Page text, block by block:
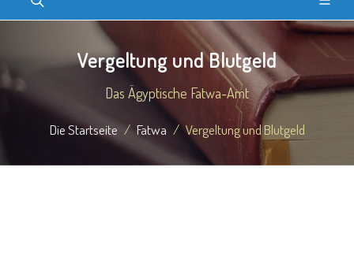
Vergeltung und Blutgeld
Das Ägyptische Fatwa-Amt
Die Startseite Fatwa Vergeltung und Blutgeld